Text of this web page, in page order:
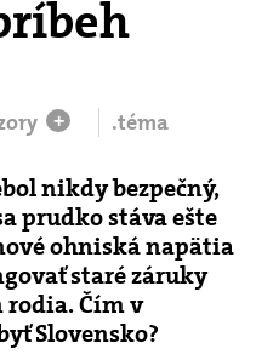
+ .téma
nikdy bezpečný,
prudko stáva ešte
ohniská napätia
staré záruky
rodia. Čím v
Slovensko?